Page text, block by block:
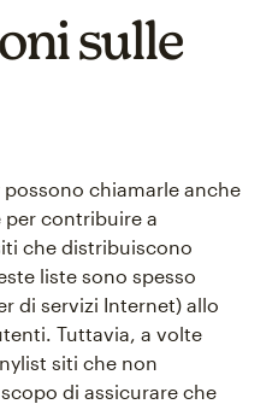
sulle
chiamarle anche
per contribuire a
che distribuiscono
liste sono spesso
di servizi Internet) allo
Tuttavia, a volte
siti che non
di assicurare che